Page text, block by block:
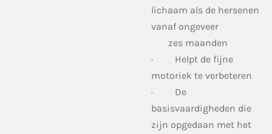
lichaam als de hersenen
vanaf ongeveer
zes maanden
· Helpt de fijne
motoriek te verbeteren
· De
basisvaardigheden die
zijn opgedaan met het